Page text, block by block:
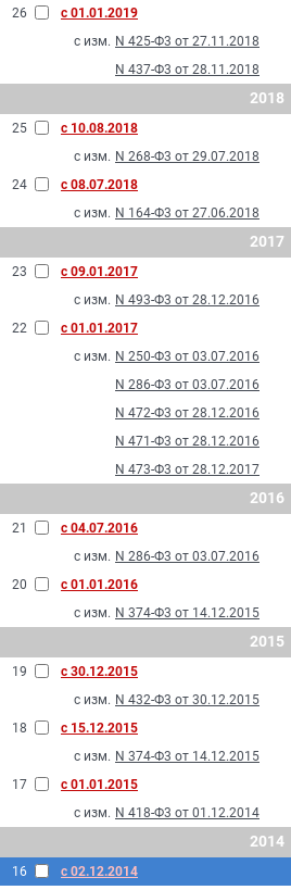
26
с 01.01.2019
с изм. N 425-Ф3 от 27.11.2018
N 437-Ф3 от 28.11.2018
2018
25
с 10.08.2018
с изм. N 268-Ф3 от 29.07.2018
24
с 08.07.2018
с изм. N 164-Ф3 от 27.06.2018
2017
23
с 09.01.2017
с изм. N 493-Ф3 от 28.12.2016
22
с 01.01.2017
с изм. N 250-Ф3 от 03.07.2016
N 286-Ф3 от 03.07.2016
N 472-Ф3 от 28.12.2016
N 471-Ф3 от 28.12.2016
N 473-Ф3 от 28.12.2017
2016
21
с 04.07.2016
с изм. N 286-Ф3 от 03.07.2016
20
с 01.01.2016
с изм. N 374-Ф3 от 14.12.2015
2015
19
с 30.12.2015
с изм. N 432-Ф3 от 30.12.2015
18
с 15.12.2015
с изм. N 374-Ф3 от 14.12.2015
17
с 01.01.2015
с изм. N 418-Ф3 от 01.12.2014
2014
16
с 02.12.2014